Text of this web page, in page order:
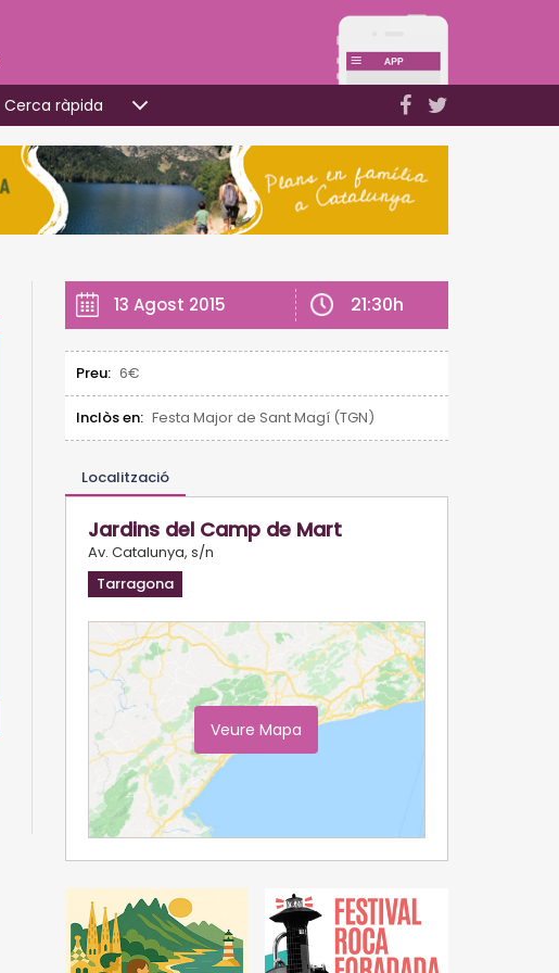
Cerca ràpida
13 Agost 2015 21:30h
Preu: 6€
Inclòs en: Festa Major de Sant Magí (TGN)
Localització
Jardins del Camp de Mart
Av. Catalunya, s/n
Tarragona
Veure Mapa